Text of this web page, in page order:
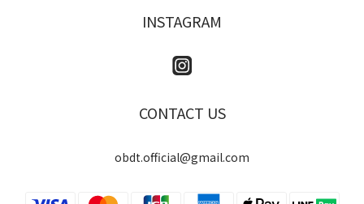
INSTAGRAM
CONTACT US
obdt.official@gmail.com